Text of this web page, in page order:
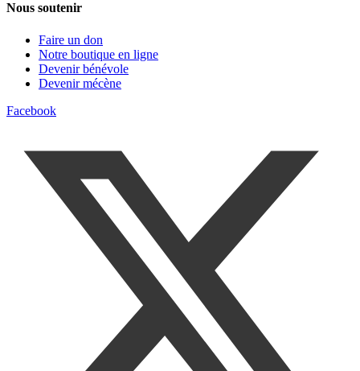
Nous soutenir
Faire un don
Notre boutique en ligne
Devenir bénévole
Devenir mécène
Facebook